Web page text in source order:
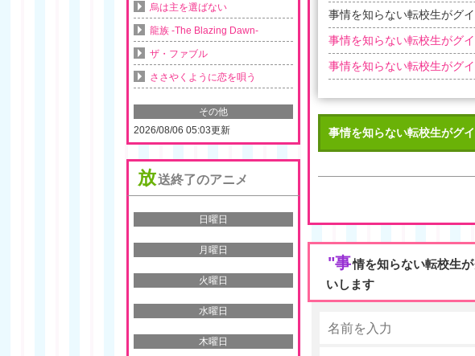
事情を知らない転校生がグ
事情を知らない転校生がグ
事情を知らない転校生がグ
事情を知らない転校生がグ
"事情を知らない転校生
いします
烏は主を選ばない
龍族 -The Blazing Dawn-
ザ・ファブル
ささやくように恋を唄う
その他
2026/08/06 05:03更新
放送終了のアニメ
日曜日
月曜日
火曜日
水曜日
木曜日